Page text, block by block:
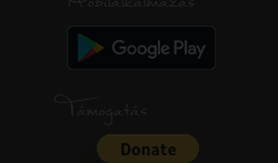
Támogatás